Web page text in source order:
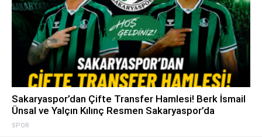
SPOR
Sakaryaspor’dan Çifte Transfer Hamlesi! Berk İsmail
Ünsal ve Yalçın Kılınç Resmen Sakaryaspor’da